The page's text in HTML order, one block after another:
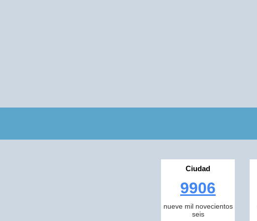
Ciudad
9906
nueve mil novecientos
seis